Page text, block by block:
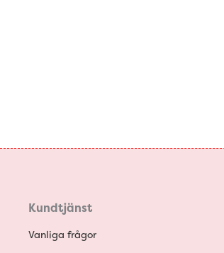
Kundtjänst
Vanliga frågor